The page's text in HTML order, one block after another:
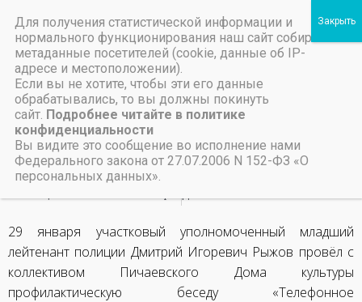
Пичаевский дом культуры
Осторожно,
мошенники!
30 января, 2025
НАЗАД
29 января участковый уполномоченный младший
лейтенант полиции Дмитрий Игоревич Рыжов провёл с
коллективом Пичаевского Дома культуры
профилактическую беседу «Телефонное
Для получения статистической информации и
нормального функционирования наш сайт собирает
метаданные посетителей (cookie, данные об IP-
адресе и местоположении).
Если вы не хотите, чтобы эти его данные
обрабатывались, то вы должны покинуть
сайт. Подробнее читайте в политике
конфиденциальности
Вы видите это сообщение во исполнение нами
Федерального закона от 27.07.2006 N 152-ФЗ «О
персональных данных».